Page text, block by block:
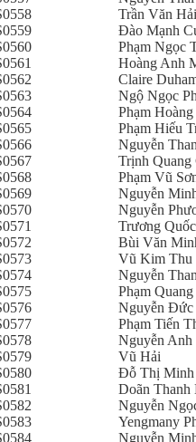
Trần Văn Hải
Đào Mạnh
Phạm Ngọc
Hoàng Anh
Claire
Ngộ Ngọc
Phạm
Phạm Hiếu
Nguyễn
Trịnh Quang
Phạm Vũ
Nguyễn
Nguyễn
Trương
Bùi Văn
Vũ Kim Thu
Nguyễn
Phạm
Nguyễn Đức
Phạm Tiến
Nguyễn Anh
Vũ Hải
Đỗ Thị Minh
Doãn Thanh
Nguyễn
Yengmany
Nguyễn